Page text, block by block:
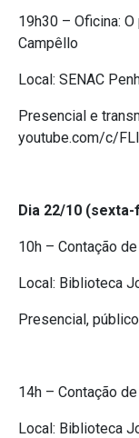
19h30 – Oficina:
Campêllo
Local: SENAC
Presencial e
youtube.com/c/
Dia 22/10
10h – Contação
Local: Biblioteca
Presencial,
14h – Contação
Local: Biblioteca